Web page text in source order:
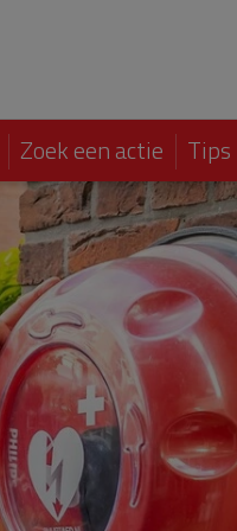
Zoek een actie Tips